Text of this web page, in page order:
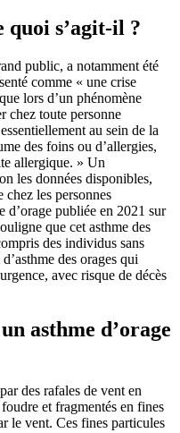
quoi s’agit-il ?
public, a notamment été
comme « une crise
lors d’un phénomène
chez toute personne
au sein de la
des foins ou d’allergies,
allergique. » Un
les données disponibles,
chez les personnes
d’orage publiée en 2021 sur
que cet asthme des
des individus sans
des orages qui
avec risque de décès
asthme d’orage
des rafales de vent en
et fragmentés en fines
le vent. Ces fines particules